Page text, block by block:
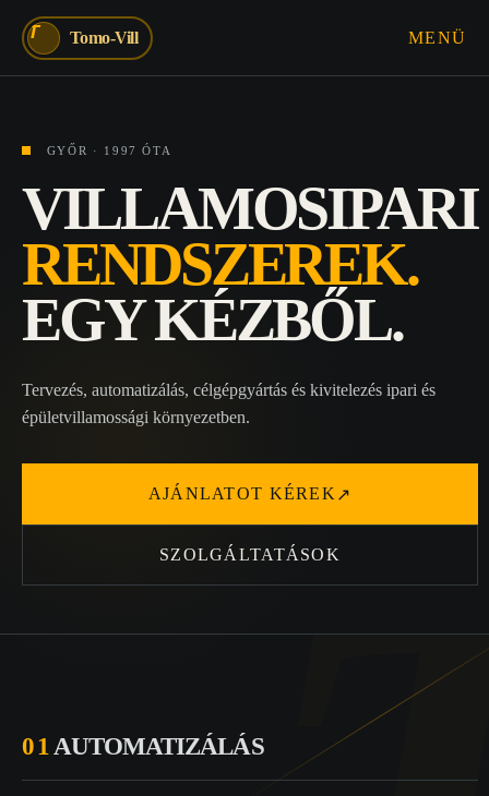
T Tomo-Vill MENÜ
GYŐR · 1997 ÓTA
VILLAMOSIPARI
RENDSZEREK.
EGY KÉZBŐL.
Tervezés, automatizálás, célgépgyártás és kivitelezés ipari és
épületvillamossági környezetben.
AJÁNLATOT KÉREK ↗
SZOLGÁLTATÁSOK
01AUTOMATIZÁLÁS